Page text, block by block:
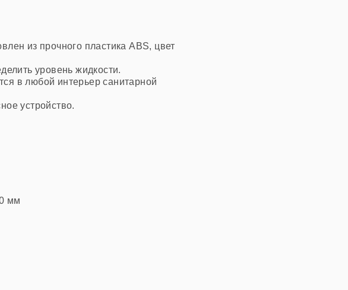
из прочного пластика ABS, цвет
уровень жидкости.
в любой интерьер санитарной
устройство.
мм